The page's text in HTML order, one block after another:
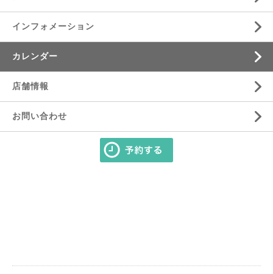
インフォメーション
カレンダー
店舗情報
お問い合わせ